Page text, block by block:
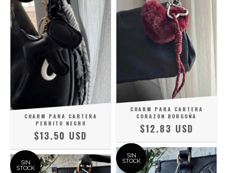
CHARM PARA CARTERA
PERRITO NEGRO
$13.50 USD
CHARM PARA CARTERA
CORAZON BORGOÑA
$12.83 USD
SIN
STOCK
SIN
STOCK